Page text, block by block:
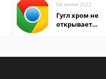
04 июня 2022
Гугл хром не
открывает